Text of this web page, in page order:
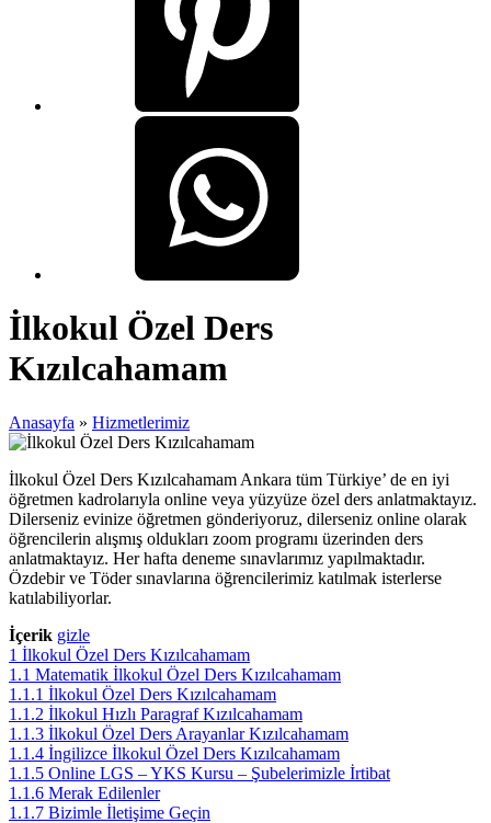
İlkokul Özel Ders
Kızılcahamam
Anasayfa » Hizmetlerimiz
İlkokul Özel Ders Kızılcahamam Ankara tüm Türkiye’ de en iyi
öğretmen kadrolarıyla online veya yüzyüze özel ders anlatmaktayız.
Dilerseniz evinize öğretmen gönderiyoruz, dilerseniz online olarak
öğrencilerin alışmış oldukları zoom programı üzerinden ders
anlatmaktayız. Her hafta deneme sınavlarımız yapılmaktadır.
Özdebir ve Töder sınavlarına öğrencilerimiz katılmak isterlerse
katılabiliyorlar.
İçerik gizle
1 İlkokul Özel Ders Kızılcahamam
1.1 Matematik İlkokul Özel Ders Kızılcahamam
1.1.1 İlkokul Özel Ders Kızılcahamam
1.1.2 İlkokul Hızlı Paragraf Kızılcahamam
1.1.3 İlkokul Özel Ders Arayanlar Kızılcahamam
1.1.4 İngilizce İlkokul Özel Ders Kızılcahamam
1.1.5 Online LGS – YKS Kursu – Şubelerimizle İrtibat
1.1.6 Merak Edilenler
1.1.7 Bizimle İletişime Geçin